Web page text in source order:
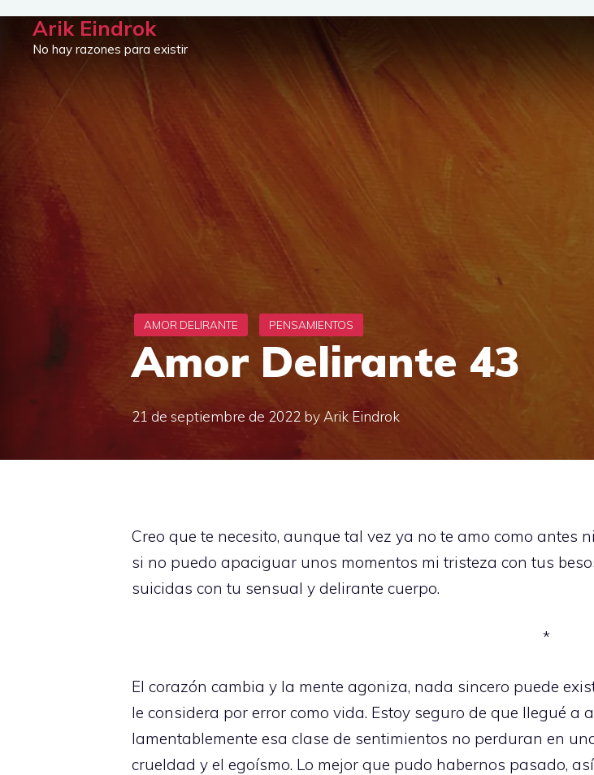
Saltar
Arik Eindrok
No hay razones para existir
Amor Delirante 43
21 de septiembre de 2022 by Arik Eindrok
Creo que te necesito, aunque tal vez ya no te amo como antes
si no puedo apaciguar unos momentos mi tristeza con tus
suicidas con tu sensual y delirante cuerpo.
*
El corazón cambia y la mente agoniza, nada sincero puede
le considera por error como vida. Estoy seguro de que llegué a
lamentablemente esa clase de sentimientos no perduran en
crueldad y el egoísmo. Lo mejor que pudo habernos pasado,